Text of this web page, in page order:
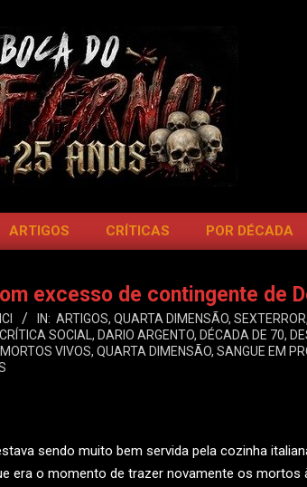
ARTIGOS CRÍTICAS POR DÉCADA
excesso de contingente de
IN: ARTIGOS, QUARTA DIMENSÃO, SEXTERROR,
CRÍTICA SOCIAL , DARIO ARGENTO, DÉCADA DE 70,
MORTOS VIVOS, QUARTA DIMENSÃO, SANGUE EM
sendo muito bem servida pela cozinha
era o momento de trazer novamente os mortos